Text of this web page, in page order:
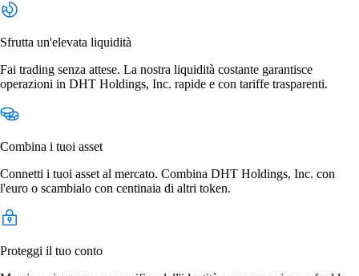
Sfrutta un'elevata liquidità
Fai trading senza attese. La nostra liquidità costante garantisce
operazioni in DHT Holdings, Inc. rapide e con tariffe trasparenti.
Combina i tuoi asset
Connetti i tuoi asset al mercato. Combina DHT Holdings, Inc. con
l'euro o scambialo con centinaia di altri token.
Proteggi il tuo conto